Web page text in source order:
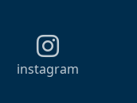
instagram